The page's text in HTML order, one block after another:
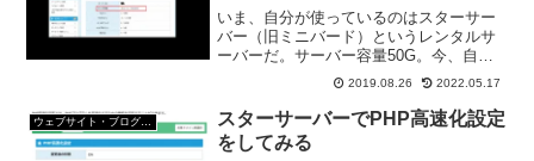
いま、自分が使っているのはスターサー
バー（旧ミニバード）というレンタルサ
ーバーだ。サーバー容量50G。今、自分
がサーバー容量をどのくらい使っている
のか？スターサーバー（旧ミニバード）
でのサーバーの使用量を確認してみよ
う。
2019.08.26 2022.05.17
スターサーバーでPHP高速化設定
をしてみる